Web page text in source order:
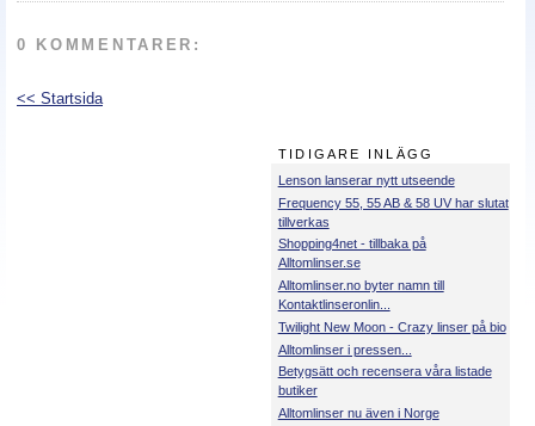
0 KOMMENTARER:
<< Startsida
TIDIGARE INLÄGG
Lenson lanserar nytt utseende
Frequency 55, 55 AB & 58 UV har slutat
tillverkas
Shopping4net - tillbaka på
Alltomlinser.se
Alltomlinser.no byter namn till
Kontaktlinseronlin...
Twilight New Moon - Crazy linser på bio
Alltomlinser i pressen...
Betygsätt och recensera våra listade
butiker
Alltomlinser nu även i Norge